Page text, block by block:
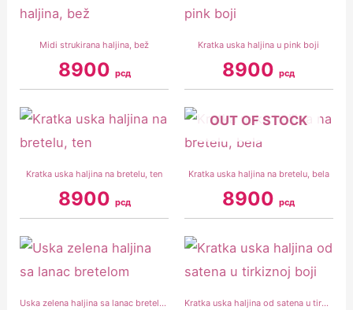
Midi strukirana haljina, bež
8900 рсд
Kratka uska haljina u pink boji
8900рсд
Kratka uska haljina na bretelu, ten
8900 рсд
OUT OF STOCK
Kratka uska haljina na bretelu, bela
8900рсд
Uska zelena haljina sa lanac bretelom Kratka uska haljina od satena u tirkiznoj boji